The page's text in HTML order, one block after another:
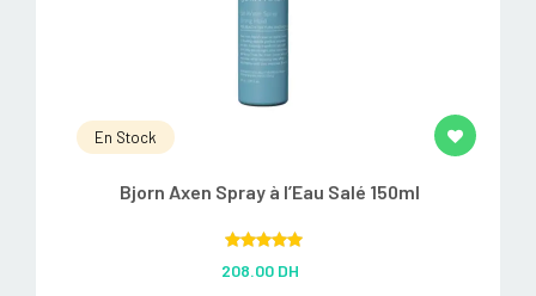
En Stock
Bjorn Axen Spray à l’Eau Salé 150ml
out of 5
208.00 DH